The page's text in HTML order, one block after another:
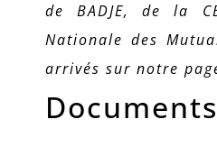
de BADJE, de la
Nationale des
arrivés sur notre